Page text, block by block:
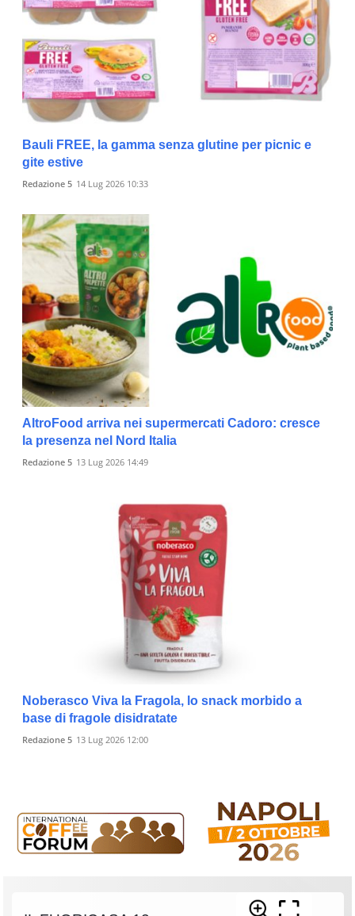
Bauli FREE, la gamma senza glutine per picnic e
gite estive
Redazione 5 14 Lug 2026 10:33
AltroFood arriva nei supermercati Cadoro: cresce
la presenza nel Nord Italia
Redazione 5 13 Lug 2026 14:49
Noberasco Viva la Fragola, lo snack morbido a
base di fragole disidratate
Redazione 5 13 Lug 2026 12:00